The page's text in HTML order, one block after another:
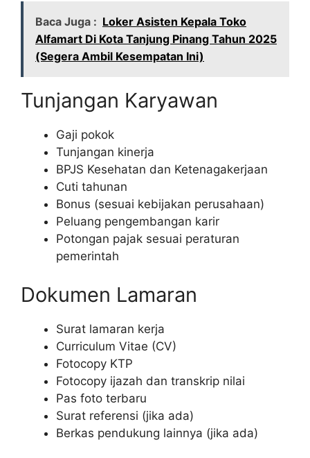
Baca Juga : Loker Asisten Kepala Toko
Alfamart Di Kota Tanjung Pinang Tahun 2025
(Segera Ambil Kesempatan Ini)
Tunjangan Karyawan
Gaji pokok
Tunjangan kinerja
BPJS Kesehatan dan Ketenagakerjaan
Cuti tahunan
Bonus (sesuai kebijakan perusahaan)
Peluang pengembangan karir
Potongan pajak sesuai peraturan
pemerintah
Dokumen Lamaran
Surat lamaran kerja
Curriculum Vitae (CV)
Fotocopy KTP
Fotocopy ijazah dan transkrip nilai
Pas foto terbaru
Surat referensi (jika ada)
Berkas pendukung lainnya (jika ada)